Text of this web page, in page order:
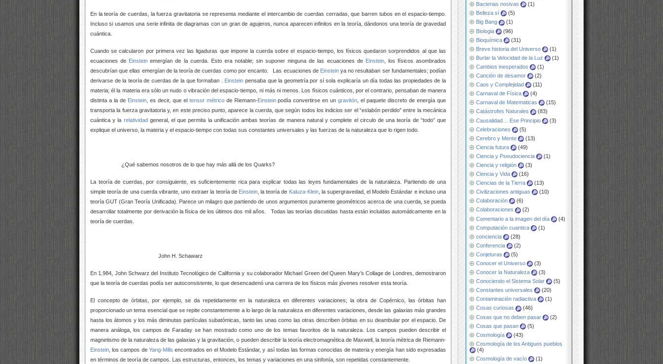
Bacterias nosivas
(1)
Belleza sí
(5)
Big Bang
(1)
Biologia
(96)
Bioquímica
(31)
Breve historia del Universo
(1)
Burlar la Velocidad de la Luz
(1)
Cambios inesperados
(1)
Canción de desamor
(2)
Caos y Complejidad
(11)
Carnaval de Física
(4)
Carnaval de Matematicas
(15)
Catástrofes Naturales
(83)
Causalidad… Ese Principio
(3)
Celebraciones
(5)
Cerebro y Mente
(13)
Ciencia futura
(49)
Ciencia y Pseudociencia
(1)
Ciencia y religión
(3)
Ciencia y Vida
(16)
Ciencias de la Tierra
(13)
Civilizaciones antiguas
(10)
Colaboración
(6)
Colaboraciones
(2)
Comentario a la imagen del día
(4)
Computación cuantica
(1)
conciencia
(28)
Conferencia
(2)
Conjeturas
(5)
Conocer el Universo
(3)
Conocer la Naturaleza
(3)
Conociendo el Sistema Solar
(5)
Constantes universales
(20)
Contaminación radiactiva
(1)
Cosas curiosas
(46)
Cosas que no deben pasar
(2)
Cosas que pasan
(5)
Cosmología
(43)
Cosmología de los Antiguos pueblos
(4)
Cosmología de vacío
(1)
En la teoría de cuerdas, la fuerza gravitatoria se representa mediante el intercambio de cuerdas cerradas, que barren tubos en el espacio-tiempo.
Incluso si usamos una serie infinita de diagramas con un grande agujeros, nunca aparecen infinitos en la teoría, dándonos una teoría de gravedad
cuántica.
Cuando se calcularon por primera vez las ligaduras que impone la cuerda sobre el espacio-tiempo, los físicos quedaron sorprendidos al que las
ecuaciones de Einstein emergían de la cuerda. Esto era notable; sin suponer ninguna de las ecuaciones de Einstein, los físicos asombrados
descubrían que ellas emergían de la teoría de cuerdas como por encanto. Las ecuaciones de Einsteinya no resultaban ser fundamentales; podían
derivarse de la teoría de cuerdas de la que formaban
Einstein pensaba que la geometría por sí sola explicaría un día todas las propiedades de la
materia;él la materia era sólo un nudo o vibración del espacio-tiempo, ni más ni menos. Los físicos cuánticos, por el contrario, pensaban de manera
distinta a la de Einstein, es decir, que el tensor métricode Riemann-Einsteinpodía convertirse en ungravitón , el paquete discreto de energía que
transporta la fuerza gravitatoria y, en este preciso punto, aparece la cuerda, que según todos los indiciosser el “eslabón perdido” entre la mecánica
cuántica y la relatividadgeneral, el que permita la unificaciónambas teorías de manera natural y complete el circulo de una teoría de “todo” que
explique el universo, la materia y el espacio-tiempo con todas sus constantes universales y las fuerzas de la naturaleza que lo rigen todo.
¿Qué sabemos nosotros de lo que hay más allá de los Quarks?
La teoría de cuerdas, por consiguiente, es suficientemente rica para explicar todas las leyes fundamentales de la naturaleza. Partiendo de una
simple teoría de una cuerda vibrante, unoextraer la teoría de Einstein, la teoría de Kaluza-Klein, la supergravedad, el Modelo Estándar e incluso una
teoría GUT (Gran Teoría Unificada). Parece un milagro que partiendo de unos argumentos puramente geométricos acerca de una cuerda, se pueda
desarrollar totalmente por derivación la física de los últimos dos mil años. Todas las teorías discutidas hasta están incluidas automáticamente en la
teoría de cuerdas.
John H. Schawarz
En 1.984, John Schwarz del Instituto Tecnológico de California y su colaborador Michael Green del Queen Mary’s Collage de Londres, demostraron
que la teoría de cuerdas podía ser autoconsistente, lo que desencadenó una carrera de los físicos más jóvenes resolver esta teoría.
El concepto de órbitas, por ejemplo, se da repetidamente en la naturaleza en diferentes variaciones; la obra de Copérnico, las órbitas han
proporcionado un tema esencial que se repite constantemente a lo largo de la naturaleza en diferentes variaciones, desde las galaxias más grandes
hasta los átomos y los más diminutas partículas subatómicas, tanto las unas como las otras describen órbitas en su deambular por el espacio. De
manera análoga, los campos de Faraday se han mostrado como uno de los temas favoritos de la naturaleza. Los campos pueden describir el
magnetismo de la naturaleza de las galaxias y la gravitación, o pueden describir la teoría electromagnética de Maxwell, la teoría métrica de Riemann-
Einstein , los campos de Yang-Mills encontrados en el Modelo Estándar, y así todas las formas conocidas de materia y energía han sido expresadas
en términos de teoría de campos. Las estructuras, entonces, los temas y variaciones en una sinfonía, son repetidas constantemente.